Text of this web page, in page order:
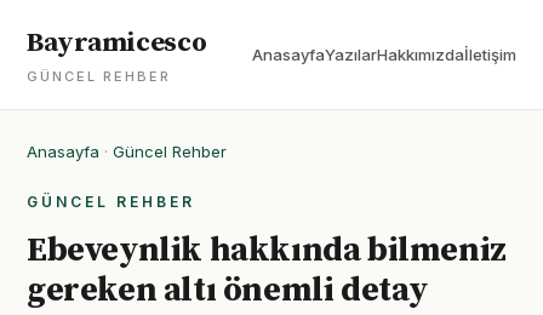
Bayramicesco
GÜNCEL REHBER
AnasayfaYazılarHakkımızdaİletişim
Anasayfa · Güncel Rehber
GÜNCEL REHBER
Ebeveynlik hakkında bilmeniz
gereken altı önemli detay